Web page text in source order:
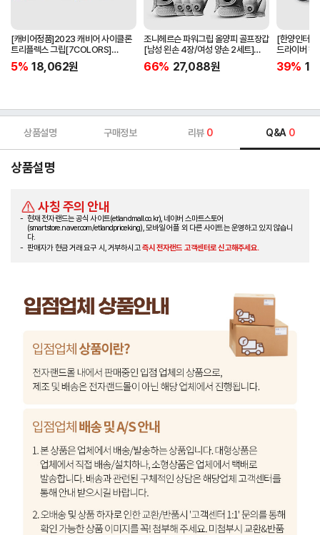
[캐비어정품]2023 캐비어 사이클론
트리플렉스 그립[7COLORS]
[라운드][39g/42g/46g/50g]
[R/S 토크]
5% 18,062원
조니헤르슨 파워그립 올양피 골프장갑
[남성 왼손 4장/여성 양손 2세트]
[화이트][케이스포함]
66% 27,088원
[한양인터
드라이버 헤
[HD-302]
39%
상품설명 구매정보 리뷰 0 Q&A 0
상품설명
사칭 주의 안내
현재 전자랜드는 공식 사이트(etlandmall.co.kr), 네이버 스마트스토어
(smartstore.naver.com/etlandpriceking), 모바일 어플 외 다른 사이트는 운영하고 있지 않습니
다.
판매자가 현금 거래 요구 시, 거부하시고즉시 전자랜드 고객센터로 신고해주세요.